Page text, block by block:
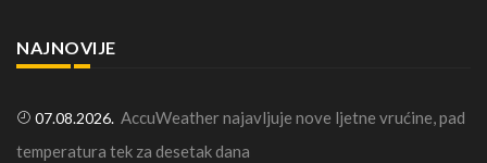
NAJNOVIJE
07.08.2026. AccuWeather najavljuje nove ljetne vrućine, pad
temperatura tek za desetak dana